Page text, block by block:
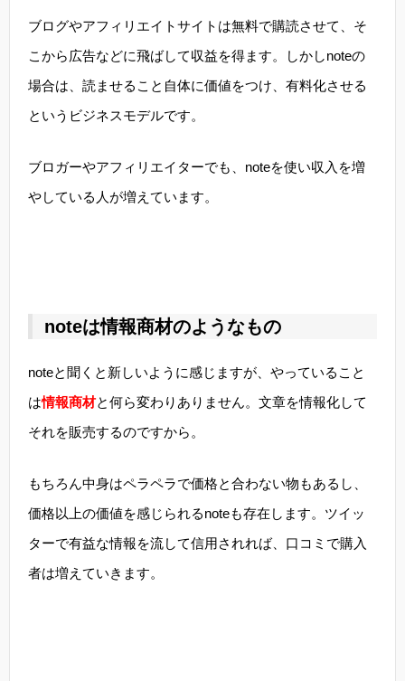
ブログやアフィリエイトサイトは無料で購読させて、そ
こから広告などに飛ばして収益を得ます。しかしnoteの
場合は、読ませること自体に価値をつけ、有料化させる
というビジネスモデルです。
ブロガーやアフィリエイターでも、noteを使い収入を増
やしている人が増えています。
noteは情報商材のようなもの
noteと聞くと新しいように感じますが、やっていること
は情報商材と何ら変わりありません。文章を情報化して
それを販売するのですから。
もちろん中身はペラペラで価格と合わない物もあるし、
価格以上の価値を感じられるnoteも存在します。ツイッ
ターで有益な情報を流して信用されれば、口コミで購入
者は増えていきます。